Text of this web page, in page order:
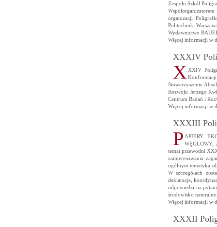
Zespołu Szkół
organizacji
Politechniki
Wydawnictwo
Więcej informacji w
XXXIV
XXXIV
Stowarzyszenie
Rozwoju Jerzego
Centrum Badań i
Więcej informacji w
XXXIII
P APIERY
WĘGLOWY,
temat przewodni
zainteresowania
ogólnym tematyka
W szczegółach
deklaracje,
odpowiedzi na
środowisko naturalne.
Więcej informacji w
XXXII